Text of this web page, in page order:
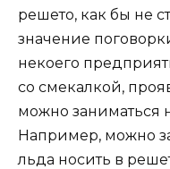
решето, как бы не
значение
некоего
со смекалкой,
можно заниматься
Например, можно
льда носить в